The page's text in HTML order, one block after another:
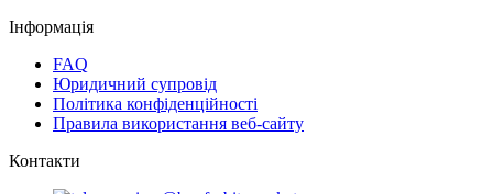
Інформація
FAQ
Юридичний супровід
Політика конфіденційності
Правила використання веб-сайту
Контакти